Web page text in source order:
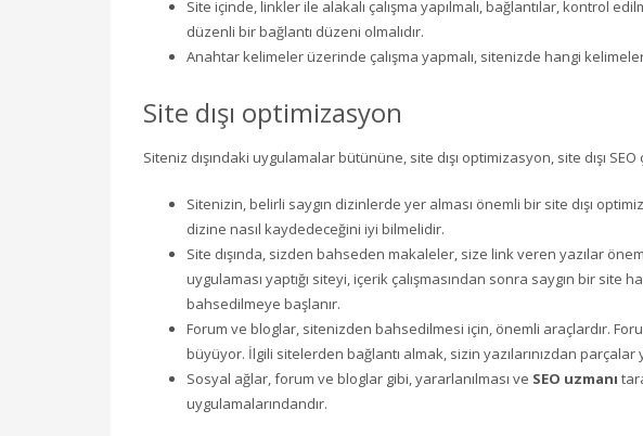
Site içinde, linkler ile alakalı çalışma yapılmalı, bağlantılar, kontrol
düzenli bir bağlantı düzeni olmalıdır.
Anahtar kelimeler üzerinde çalışma yapmalı, sitenizde hangi
Site dışı optimizasyon
Siteniz dışındaki uygulamalar bütününe, site dışı optimizasyon, site dışı SEO
Sitenizin, belirli saygın dizinlerde yer alması önemli bir site dışı
dizine nasıl kaydedeceğini iyi bilmelidir.
Site dışında, sizden bahseden makaleler, size link veren yazılar
uygulaması yaptığı siteyi, içerik çalışmasından sonra saygın bir
bahsedilmeye başlanır.
Forum ve bloglar, sitenizden bahsedilmesi için, önemli araçlardır.
büyüyor. İlgili sitelerden bağlantı almak, sizin yazılarınızdan parçalar
Sosyal ağlar, forum ve bloglar gibi, yararlanılması ve SEO uzmanı
uygulamalarındandır.